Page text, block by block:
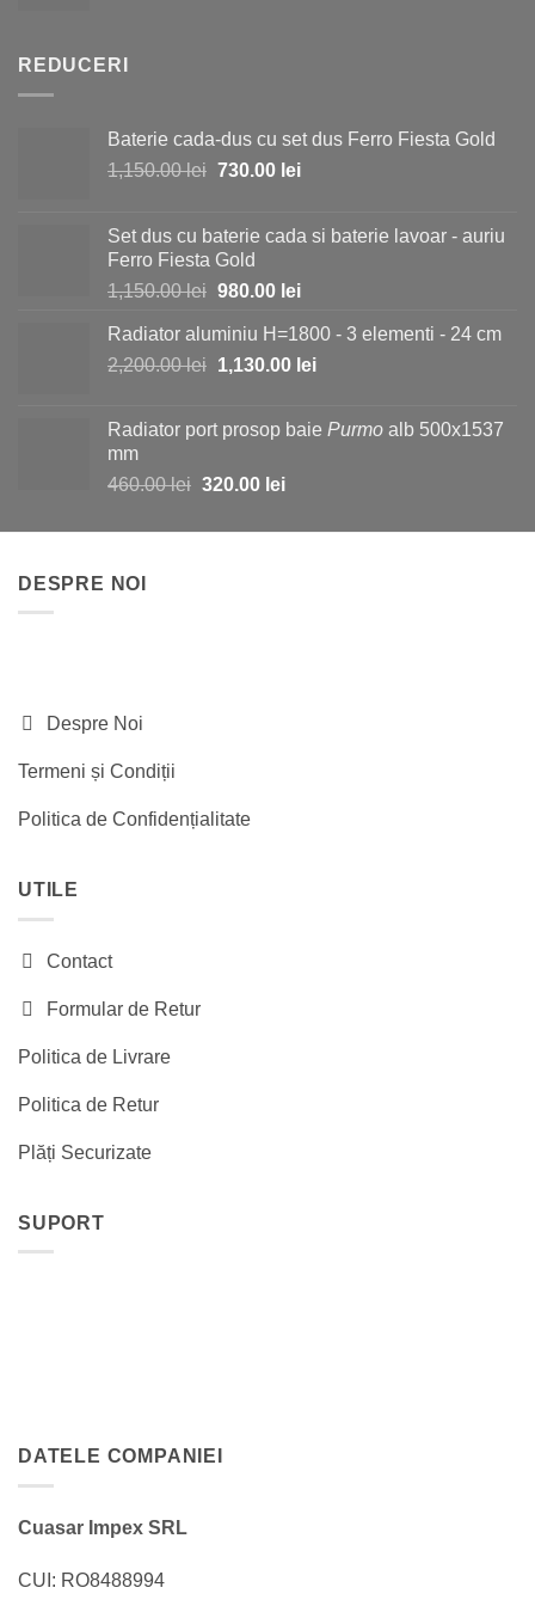
REDUCERI
Baterie cada-dus cu set dus Ferro Fiesta Gold
1,150.00lei Prețul
fost:
1,150.00 lei.
730.00 leiPrețul
730.00 lei.
Set dus cu baterie cada si baterie lavoar - auriu
Ferro Fiesta Gold
1,150.00lei Prețul
a
fost:
980.00 leiPrețul
este:
980.00 lei.
Radiator aluminiu H=1800 - 3 elementi - 24 cm
2,200.00lei Prețul
fost:
1,130.00 leiPrețul
1,130.00 lei.
Radiator port prosop baie Purmo alb 500x1537
mm
460.00lei Prețul
a
320.00 leiPrețul
este:
DESPRE NOI
Despre Noi
Termeni și Condiții
Politica de Confidențialitate
UTILE
Contact
Formular de Retur
Politica de Livrare
Politica de Retur
Plăți Securizate
SUPORT
DATELE COMPANIEI
Cuasar Impex SRL
CUI: RO8488994